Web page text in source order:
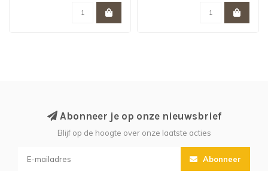
Abonneer je op onze nieuwsbrief
Blijf op de hoogte over onze laatste acties
Abonneer